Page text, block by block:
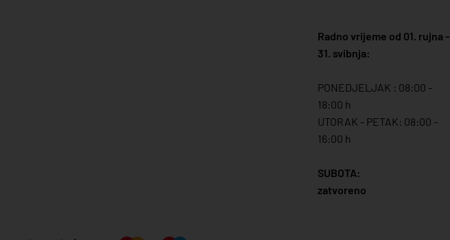
Radno vrijeme od 01. rujna -
31. svibnja:
PONEDJELJAK : 08:00 -
18:00 h
UTORAK - PETAK: 08:00 -
16:00 h
SUBOTA:
zatvoreno